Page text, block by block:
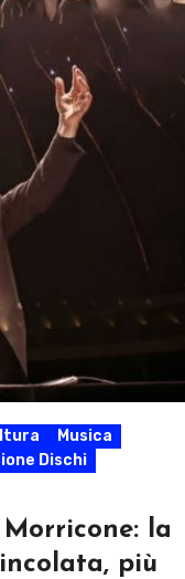
Musica
Dischi
la
più